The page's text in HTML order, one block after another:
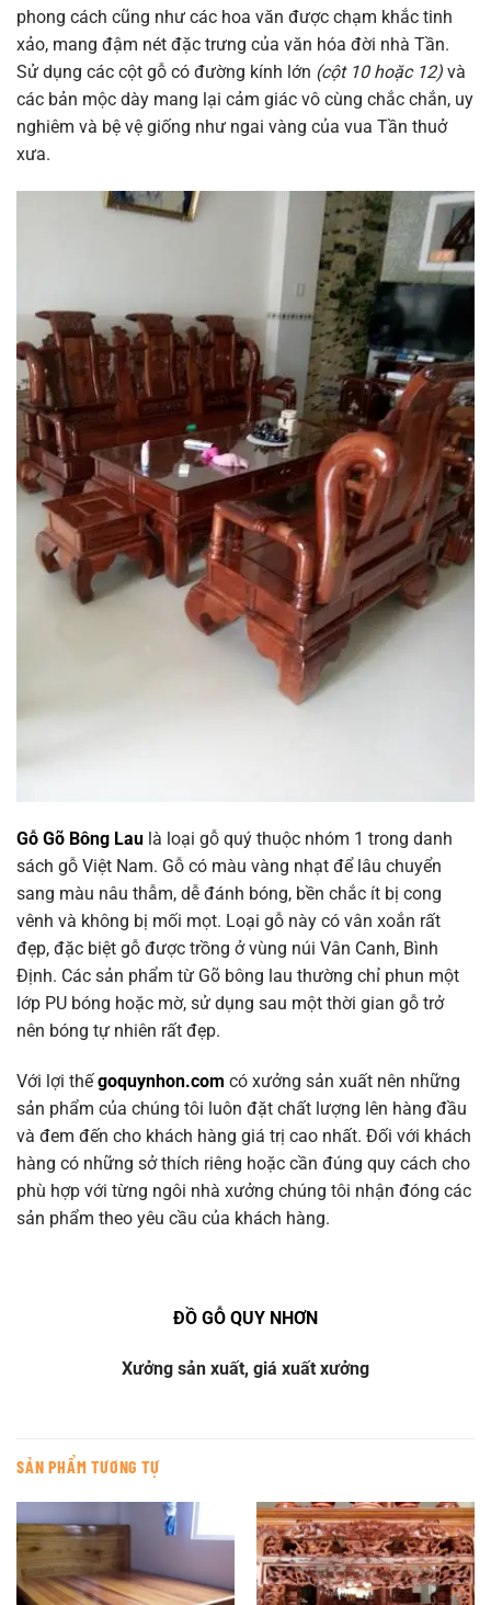
phong cách cũng như các hoa văn được chạm khắc tinh
xảo, mang đậm nét đặc trưng của văn hóa đời nhà Tần.
Sử dụng các cột gỗ có đường kính lớn (cột 10 hoặc 12) và
các bản mộc dày mang lại cảm giác vô cùng chắc chắn, uy
nghiêm và bệ vệ giống như ngai vàng của vua Tần thuở
xưa.
Gỗ Gõ Bông Lau là loại gỗ quý thuộc nhóm 1 trong danh
sách gỗ Việt Nam. Gỗ có màu vàng nhạt để lâu chuyển
sang màu nâu thẫm, dễ đánh bóng, bền chắc ít bị cong
vênh và không bị mối mọt. Loại gỗ này có vân xoắn rất
đẹp, đặc biệt gỗ được trồng ở vùng núi Vân Canh, Bình
Định. Các sản phẩm từ Gõ bông lau thường chỉ phun một
lớp PU bóng hoặc mờ, sử dụng sau một thời gian gỗ trở
nên bóng tự nhiên rất đẹp.
Với lợi thếgoquynhon.com có xưởng sản xuất nên những
sản phẩm của chúng tôi luôn đặt chất lượng lên hàng đầu
và đem đến cho khách hàng giá trị cao nhất. Đối với khách
hàng có những sở thích riêng hoặc cần đúng quy cách cho
phù hợp với từng ngôi nhà xưởng chúng tôi nhận đóng các
sản phẩm theo yêu cầu của khách hàng.
ĐỒ GỖ QUY NHƠN
Xưởng sản xuất, giá xuất xưởng
SẢN PHẨM TƯƠNG TỰ